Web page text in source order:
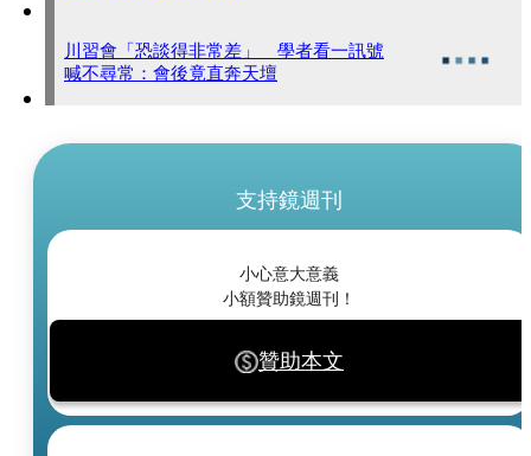
川習會「恐談得非常差」 學者看一訊號
喊不尋常：會後竟直奔天壇
支持鏡週刊
小心意大意義
小額贊助鏡週刊！
贊助本文